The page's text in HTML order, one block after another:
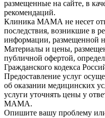
размещенные на сайте, в
рекомендаций.
Клиника МАМА не несет
последствия, возникшие в
информации, размещенной
Материалы и цены,
публичной офертой,
Гражданского кодекса
Предоставление услуг
об оказании медицинских
услуги уточнять цены у
МАМА.
Опишите вашу проблему